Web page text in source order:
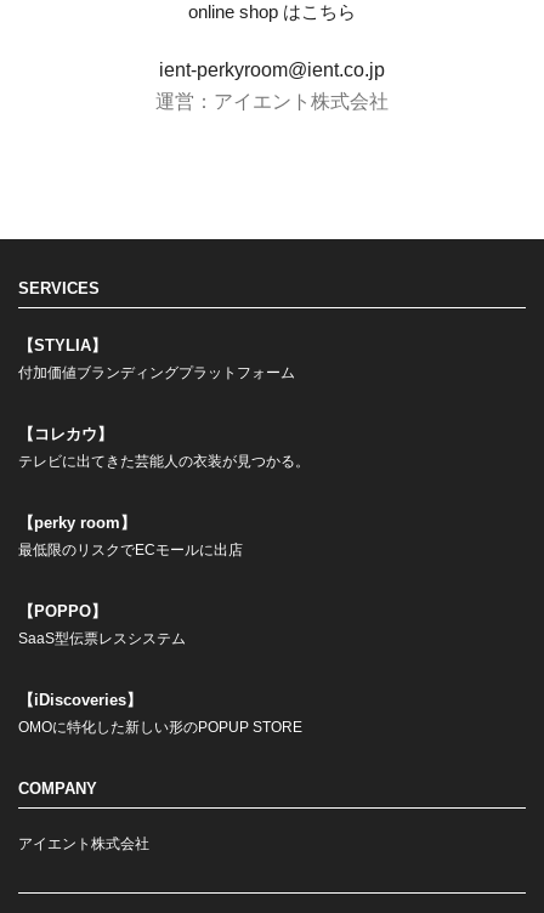
online shop はこちら
ient-perkyroom@ient.co.jp
運営：アイエント株式会社
SERVICES
【STYLIA】
付加価値ブランディングプラットフォーム
【コレカウ】
テレビに出てきた芸能人の衣装が見つかる。
【perky room】
最低限のリスクでECモールに出店
【POPPO】
SaaS型伝票レスシステム
【iDiscoveries】
OMOに特化した新しい形のPOPUP STORE
COMPANY
アイエント株式会社